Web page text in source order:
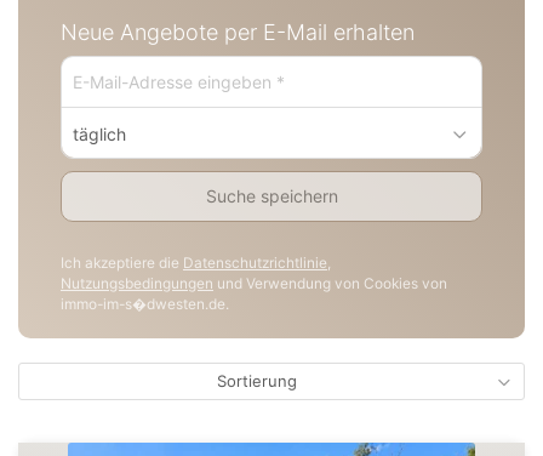
Neue Angebote per E-Mail erhalten
täglich
Suche speichern
Ich akzeptiere die Datenschutzrichtlinie,
Nutzungsbedingungen und Verwendung von Cookies von
immo-im-s�dwesten.de.
Sortierung